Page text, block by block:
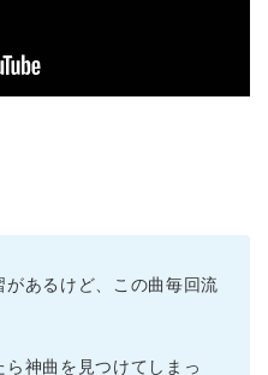
あるけど、この曲毎回流
ら神曲を見つけてしまっ